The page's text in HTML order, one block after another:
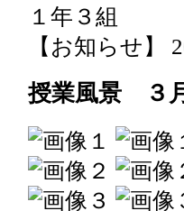
１年３組
【お知らせ】
授業風景 ３